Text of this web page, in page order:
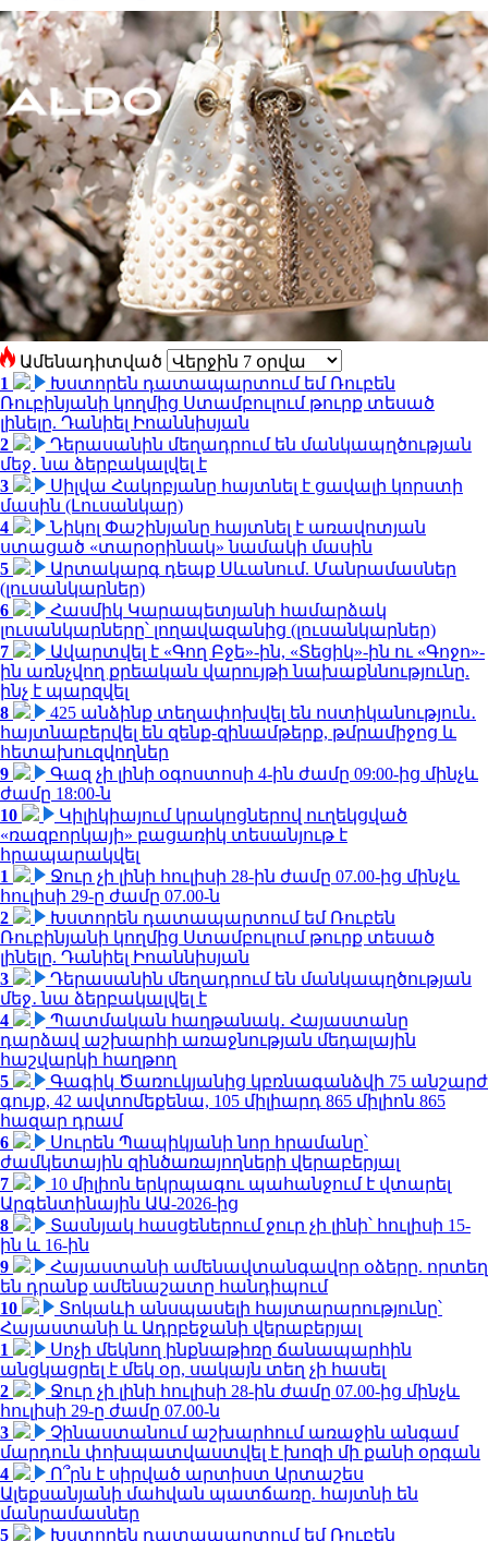
Ամենադիտված
1
Խստորեն դատապարտում եմ Ռուբեն
Ռուբինյանի կողմից Ստամբուլում թուրք տեսած
լինելը. Դանիել Իոաննիսյան
2
Դերասանին մեղադրում են մանկապղծության
մեջ․ նա ձերբակալվել է
3
Սիլվա Հակոբյանը հայտնել է ցավալի կորստի
մասին (Լուսանկար)
4
Նիկոլ Փաշինյանը հայտնել է առավոտյան
ստացած «տարօրինակ» նամակի մասին
5
Արտակարգ դեպք Սևանում. Մանրամասներ
(լուսանկարներ)
6
Հասմիկ Կարապետյանի համարձակ
լուսանկարները՝ լողավազանից (լուսանկարներ)
7
Ավարտվել է «Գող Բջե»-ին, «Տեցիկ»-ին ու «Գոջո»-
ին առնչվող քրեական վարույթի նախաքննությունը.
ինչ է պարզվել
8
425 անձինք տեղափոխվել են ոստիկանություն․
հայտնաբերվել են զենք-զինամթերք, թմրամիջոց և
հետախուզվողներ
9
Գազ չի լինի օգոստոսի 4-ին ժամը 09:00-ից մինչև
ժամը 18:00-ն
10
Կիլիկիայում կրակոցներով ուղեկցված
«ռազբորկայի» բացառիկ տեսանյութ է
հրապարակվել
1
Ջուր չի լինի հուլիսի 28-ին ժամը 07.00-ից մինչև
հուլիսի 29-ը ժամը 07.00-ն
2
Խստորեն դատապարտում եմ Ռուբեն
Ռուբինյանի կողմից Ստամբուլում թուրք տեսած
լինելը. Դանիել Իոաննիսյան
3
Դերասանին մեղադրում են մանկապղծության
մեջ․ նա ձերբակալվել է
4
Պատմական հաղթանակ․ Հայաստանը
դարձավ աշխարհի առաջնության մեդալային
հաշվարկի հաղթող
5
Գագիկ Ծառուկյանից կբռնագանձվի 75 անշարժ
գույք, 42 ավտոմեքենա, 105 միլիարդ 865 միլիոն 865
հազար դրամ
6
Սուրեն Պապիկյանի նոր հրամանը՝
ժամկետային զինծառայողների վերաբերյալ
7
10 միլիոն երկրպագու պահանջում է վտարել
Արգենտինային ԱԱ-2026-ից
8
Տասնյակ հասցեներում ջուր չի լինի՝ հուլիսի 15-
ին և 16-ին
9
Հայաստանի ամենավտանգավոր օձերը. որտեղ
են դրանք ամենաշատը հանդիպում
10
Տոկաևի անսպասելի հայտարարությունը՝
Հայաստանի և Ադրբեջանի վերաբերյալ
1
Սոչի մեկնող ինքնաթիռը ճանապարհին
անցկացրել է մեկ օր, սակայն տեղ չի հասել
2
Ջուր չի լինի հուլիսի 28-ին ժամը 07.00-ից մինչև
հուլիսի 29-ը ժամը 07.00-ն
3
Չինաստանում աշխարհում առաջին անգամ
մարդուն փոխպատվաստվել է խոզի մի քանի օրգան
4
Ո՞րն է սիրված արտիստ Արտաշես
Ալեքսանյանի մահվան պատճառը. հայտնի են
մանրամասներ
5
Խստորեն դատապարտում եմ Ռուբեն